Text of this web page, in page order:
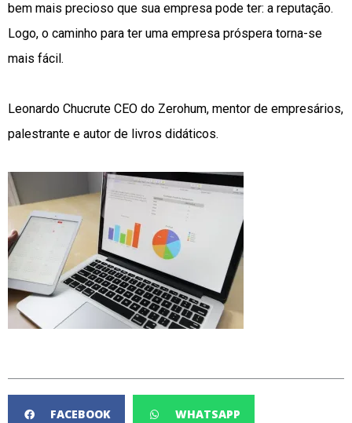
bem mais precioso que sua empresa pode ter: a reputação.
Logo, o caminho para ter uma empresa próspera torna-se
mais fácil.
Leonardo Chucrute CEO do Zerohum, mentor de empresários,
palestrante e autor de livros didáticos.
FACEBOOK WHATSAPP